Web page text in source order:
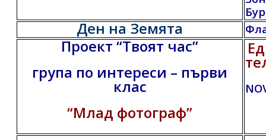
Ден на Земята
Проект “Твоят час”
група по интереси – първи
клас
“Млад фотограф”